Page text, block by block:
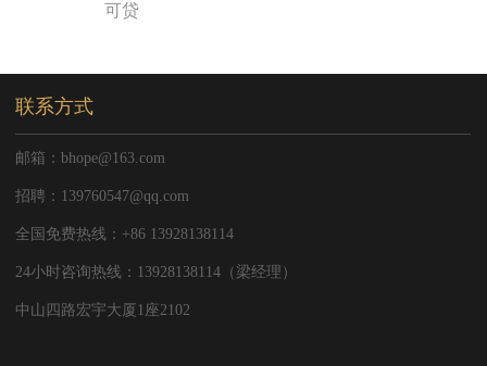
可贷
联系方式
邮箱：bhope@163.com
招聘：139760547@qq.com
全国免费热线：+86 13928138114
24小时咨询热线：13928138114（梁经理）
中山四路宏宇大厦1座2102